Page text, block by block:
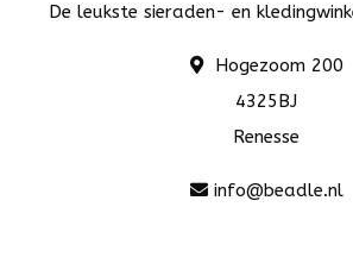
De leukste sieraden- en
Hogezoom 200
4325BJ
Renesse
info@beadle.nl